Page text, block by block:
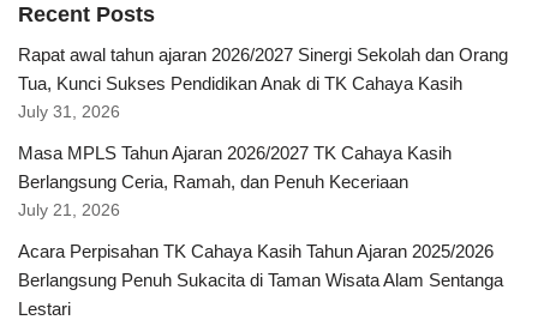
Recent Posts
Rapat awal tahun ajaran 2026/2027 Sinergi Sekolah dan Orang
Tua, Kunci Sukses Pendidikan Anak di TK Cahaya Kasih
July 31, 2026
Masa MPLS Tahun Ajaran 2026/2027 TK Cahaya Kasih
Berlangsung Ceria, Ramah, dan Penuh Keceriaan
July 21, 2026
Acara Perpisahan TK Cahaya Kasih Tahun Ajaran 2025/2026
Berlangsung Penuh Sukacita di Taman Wisata Alam Sentanga
Lestari